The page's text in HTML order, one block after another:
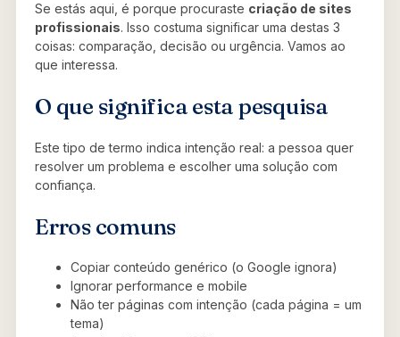
Se estás aqui, é porque procuraste criação de sites
profissionais. Isso costuma significar uma destas 3
coisas: comparação, decisão ou urgência. Vamos ao
que interessa.
O que significa esta pesquisa
Este tipo de termo indica intenção real: a pessoa quer
resolver um problema e escolher uma solução com
confiança.
Erros comuns
Copiar conteúdo genérico (o Google ignora)
Ignorar performance e mobile
Não ter páginas com intenção (cada página = um
tema)